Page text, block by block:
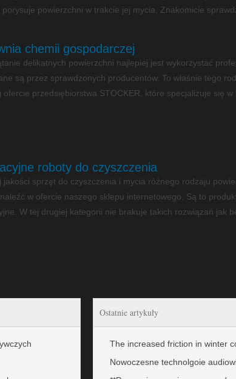
porysuje powierzchni w trakcie jej mycia. Znakomicie
chemii gospodarczej
delikatnych powierzchni najlepiej jest wykorzystać
są przez sprawdzonych producentów. To właśnie tego
ofercie przedsiębiorstwa STOCKER, które specjalizuje się w
roboty do czyszczenia
jakości sprzęt do czyszczenia i mycia różnego rodzaju
w ofercie naszego sklepu internetowego. Są to
W tej drugiej kategorii nie brakuje takich rozwiązań jak
Ostatnie artykuły
The increased friction in winter
Nowoczesne technolgoie